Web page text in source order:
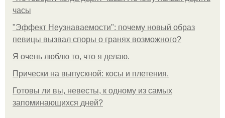
часы
"Эффект Неузнаваемости": почему новый образ
певицы вызвал споры о гранях возможного?
Я очень люблю то, что я делаю.
Прически на выпускной: косы и плетения.
Готовы ли вы, невесты, к одному из самых
запоминающихся дней?